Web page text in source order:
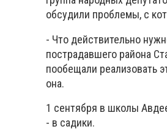
обсудили проблемы, с
- Что действительно
пострадавшего района
пообещали реализовать
она.
1 сентября в школы
- в садики.